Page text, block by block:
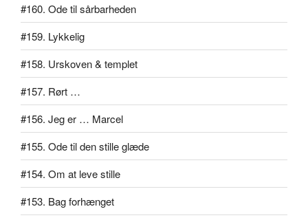
#160. Ode til sårbarheden
#159. Lykkelig
#158. Urskoven & templet
#157. Rørt …
#156. Jeg er … Marcel
#155. Ode til den stille glæde
#154. Om at leve stille
#153. Bag forhænget